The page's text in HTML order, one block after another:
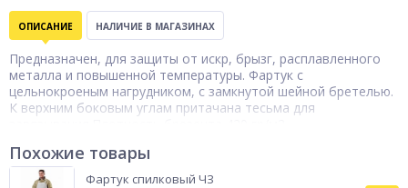
ОПИСАНИЕ НАЛИЧИЕ В МАГАЗИНАХ
Предназначен, для защиты от искр, брызг, расплавленного
металла и повышенной температуры. Фартук с
цельнокроеным нагрудником, с замкнутой шейной бретелью.
К верхним боковым углам притачана тесьма для
Похожие товары
Фартук спилковый ЧЗ